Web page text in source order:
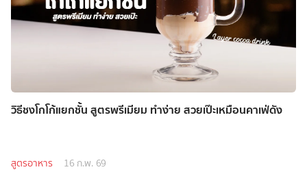
วิธีชงโกโก้แยกชั้น สูตรพรีเมียม ทำง่าย สวยเป๊ะเหมือนคาเฟ่ดัง
สูตรอาหาร 16 ก.พ. 69